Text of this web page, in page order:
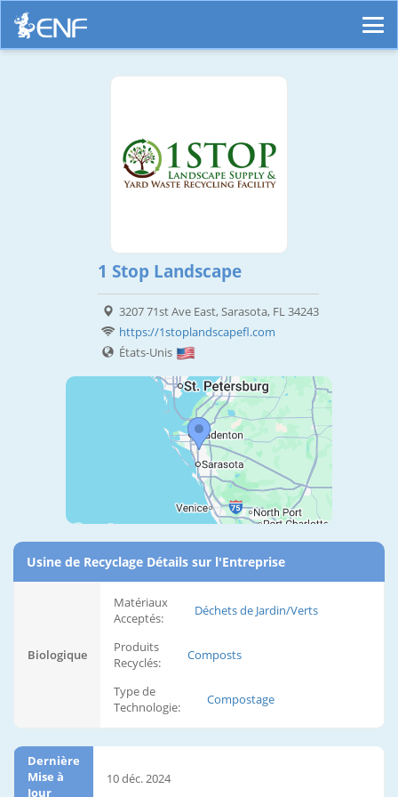
1 Stop Landscape
3207 71st Ave East, Sarasota, FL 34243
https://1stoplandscapefl.com
États-Unis
Usine de Recyclage Détails sur l'Entreprise
Biologique
Matériaux
Acceptés:
Déchets de Jardin/Verts
Produits
Recyclés:
Composts
Type de
Technologie:
Compostage
Dernière
Mise à
Jour
10 déc. 2024